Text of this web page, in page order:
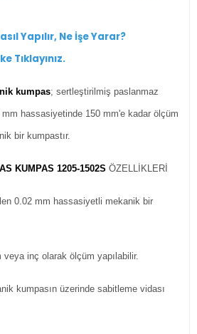
Yapılır, Ne İşe Yarar?
Tıklayınız.
kumpas; sertleştirilmiş paslanmaz
hassasiyetinde 150 mm'e kadar ölçüm
bir kumpastır.
KUMPAS 1205-1502S ÖZELLİKLERİ
0.02 mm hassasiyetli mekanik bir
inç olarak ölçüm yapılabilir.
kumpasın üzerinde sabitleme vidası